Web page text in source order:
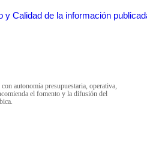
y Calidad de la información
autonomía presupuestaria, operativa,
el fomento y la difusión del